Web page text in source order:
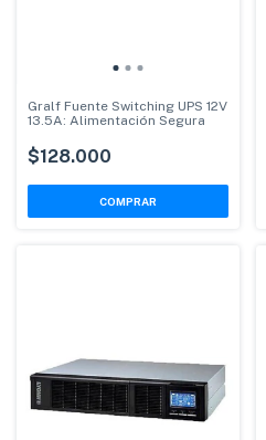
Gralf Fuente Switching UPS 12V
13.5A: Alimentación Segura
$128.000